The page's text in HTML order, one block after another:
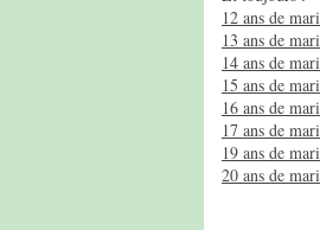
12 ans de
13 ans de
14 ans de
15 ans de
16 ans de
17 ans de
19 ans de
20 ans de